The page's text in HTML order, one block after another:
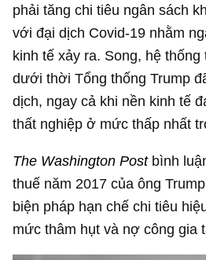
phải tăng chi tiêu ngân sách
với đại dịch Covid-19 nhằm
kinh tế xảy ra. Song, hệ
dưới thời Tổng thống Trump
dịch, ngay cả khi nền kinh tế
thất nghiệp ở mức thấp nhất
The Washington Postbình
thuế năm 2017 của ông
biện pháp hạn chế chi tiêu
mức thâm hụt và nợ công gia